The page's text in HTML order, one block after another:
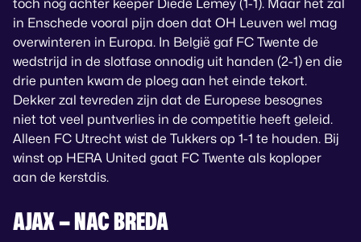
toch nog achter keeper Diede Lemey (1-1). Maar het zal
in Enschede vooral pijn doen dat OH Leuven wel mag
overwinteren in Europa. In België gaf FC Twente de
wedstrijd in de slotfase onnodig uit handen (2-1) en die
drie punten kwam de ploeg aan het einde tekort.
Dekker zal tevreden zijn dat de Europese besognes
niet tot veel puntverlies in de competitie heeft geleid.
Alleen FC Utrecht wist de Tukkers op 1-1 te houden. Bij
winst op HERA United gaat FC Twente als koploper
aan de kerstdis.
AJAX – NAC BREDA